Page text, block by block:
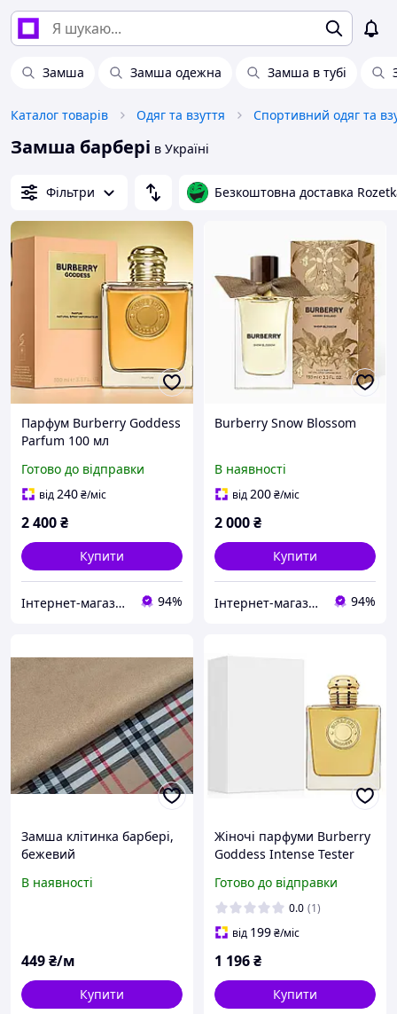
Замша Замша одежна Замша в тубі
Каталог товарів Одяг та взуття Спортивний одяг та
Замша барбері в Україні
Фільтри Безкоштовна доставка
Парфум Burberry Goddess
Parfum 100 мл
Готово до відправки
від240₴/міс
2 400₴
Купити
Інтернет-магазин "Fairytale Parfum" 94%
Burberry Snow Blossom
В наявності
від200₴/міс
2 000₴
Купити
Інтернет-магазин "Fairytale Parfum" 94%
Замша клітинка барбері,
бежевий
В наявності
449₴/м
Купити
Жіночі парфуми Burberry
Goddess Intense Tester
Парфумована вода 100
ml/мл Тестер
Готово до відправки
0.0 (1)
від 199₴/міс
1 196₴
Купити